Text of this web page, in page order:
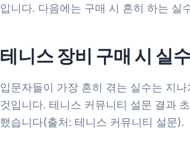
입니다. 다음에는 구매 시 흔히 하는 실
테니스 장비 구매 시 실
입문자들이 가장 흔히 겪는 실수는 지
것입니다. 테니스 커뮤니티 설문 결과
했습니다(출처: 테니스 커뮤니티 설문).